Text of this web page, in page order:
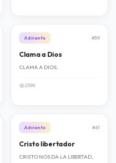
Adviento #59
Clama a Dios
CLAMA A DIOS,
2596
Adviento #61
Cristo libertador
CRISTO NOS DA LA LIBERTAD,